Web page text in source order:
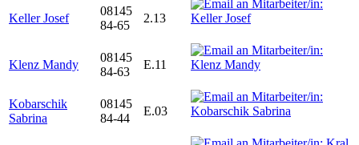
Keller Josef
08145
84-65
2.13
Klenz Mandy
08145
84-63
E.11
Kobarschik
Sabrina
08145
84-44
E.03